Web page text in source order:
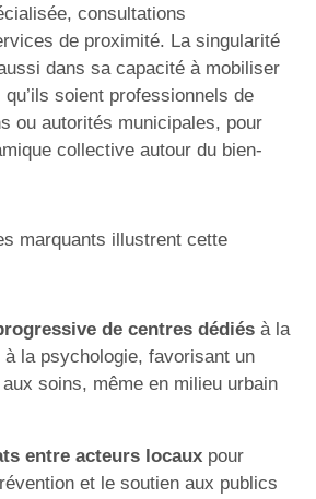
consultations
de proximité. La singularité
dans sa capacité à mobiliser
soient professionnels de
ou autorités municipales, pour
collective autour du bien-
marquants illustrent cette
de centres dédiés à la
la psychologie, favorisant un
soins, même en milieu urbain
entre acteurs locaux pour
et le soutien aux publics